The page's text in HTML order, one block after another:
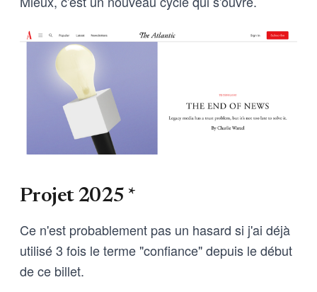
Projet 2025 *
Ce n'est probablement pas un hasard si j'ai déjà
utilisé 3 fois le terme "confiance" depuis le début
de ce billet.